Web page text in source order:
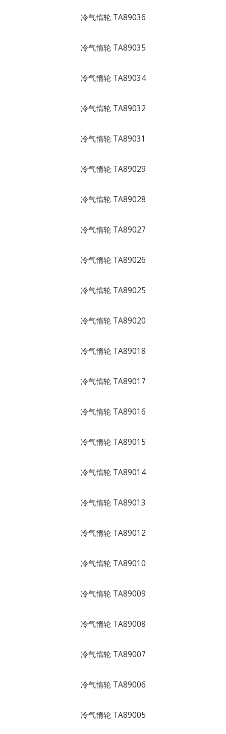
冷气惰轮 TA89036
冷气惰轮 TA89035
冷气惰轮 TA89034
冷气惰轮 TA89032
冷气惰轮 TA89031
冷气惰轮 TA89029
冷气惰轮 TA89028
冷气惰轮 TA89027
冷气惰轮 TA89026
冷气惰轮 TA89025
冷气惰轮 TA89020
冷气惰轮 TA89018
冷气惰轮 TA89017
冷气惰轮 TA89016
冷气惰轮 TA89015
冷气惰轮 TA89014
冷气惰轮 TA89013
冷气惰轮 TA89012
冷气惰轮 TA89010
冷气惰轮 TA89009
冷气惰轮 TA89008
冷气惰轮 TA89007
冷气惰轮 TA89006
冷气惰轮 TA89005